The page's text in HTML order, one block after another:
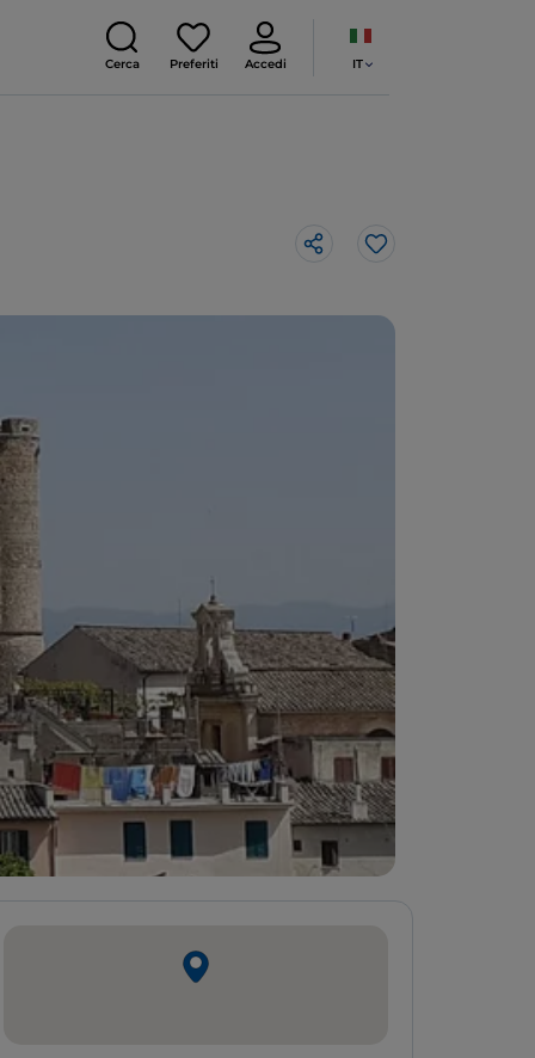
Cerca Preferiti Accedi IT
Like